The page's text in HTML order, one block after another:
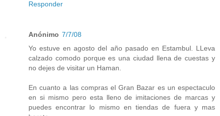
Responder
Anónimo 7/7/08
Yo estuve en agosto del año pasado en Estambul. LLeva
calzado comodo porque es una ciudad llena de cuestas y
no dejes de visitar un Haman.
En cuanto a las compras el Gran Bazar es un espectaculo
en si mismo pero esta lleno de imitaciones de marcas y
puedes encontrar lo mismo en tiendas de fuera y mas